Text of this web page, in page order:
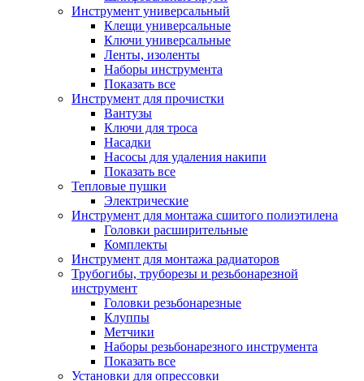
Инструмент универсальный
Клещи универсальные
Ключи универсальные
Ленты, изоленты
Наборы инструмента
Показать все
Инструмент для прочистки
Вантузы
Ключи для троса
Насадки
Насосы для удаления накипи
Показать все
Тепловые пушки
Электрические
Инструмент для монтажа сшитого полиэтилена
Головки расширительные
Комплекты
Инструмент для монтажа радиаторов
Трубогибы, труборезы и резьбонарезной
инструмент
Головки резьбонарезные
Клуппы
Метчики
Наборы резьбонарезного инструмента
Показать все
Установки для опрессовки